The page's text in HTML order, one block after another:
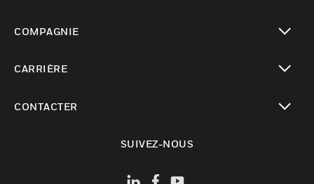
COMPAGNIE
CARRIÈRE
CONTACTER
SUIVEZ-NOUS